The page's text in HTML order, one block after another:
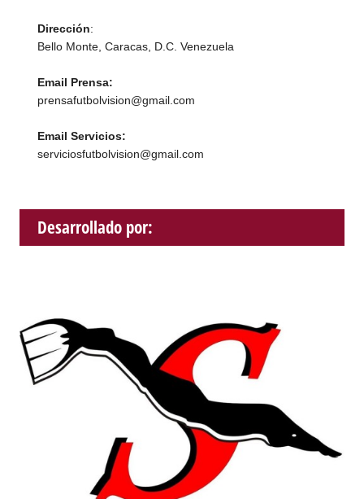
Dirección:
Bello Monte, Caracas, D.C. Venezuela
Email Prensa:
prensafutbolvision@gmail.com
Email Servicios:
serviciosfutbolvision@gmail.com
Desarrollado por: